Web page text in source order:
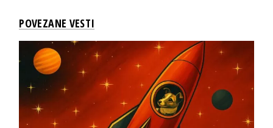
POVEZANE VESTI